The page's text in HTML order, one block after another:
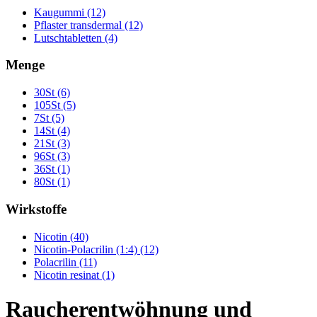
Kaugummi (12)
Pflaster transdermal (12)
Lutschtabletten (4)
Menge
30St (6)
105St (5)
7St (5)
14St (4)
21St (3)
96St (3)
36St (1)
80St (1)
Wirkstoffe
Nicotin (40)
Nicotin-Polacrilin (1:4) (12)
Polacrilin (11)
Nicotin resinat (1)
Raucherentwöhnung und